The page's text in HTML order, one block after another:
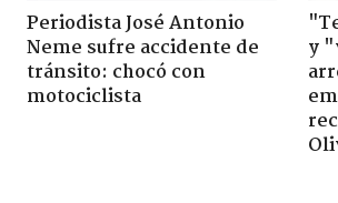
Periodista José Antonio
Neme sufre accidente de
tránsito: chocó con
motociclista
y